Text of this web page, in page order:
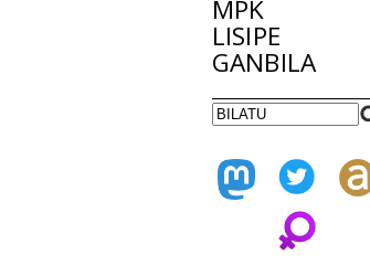
MPK
LISIPE
GANBILA